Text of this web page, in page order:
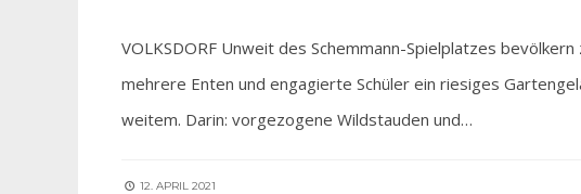
VOLKSDORF Unweit des Schemmann-Spielplatzes
mehrere Enten und engagierte Schüler ein riesiges
weitem. Darin: vorgezogene Wildstauden und…
12. APRIL 2021